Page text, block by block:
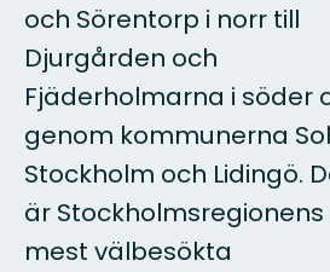
och Sörentorp i norr till
Djurgården och
Fjäderholmarna i söder
genom kommunerna
Stockholm och Lidingö.
är Stockholmsregionens
mest välbesökta